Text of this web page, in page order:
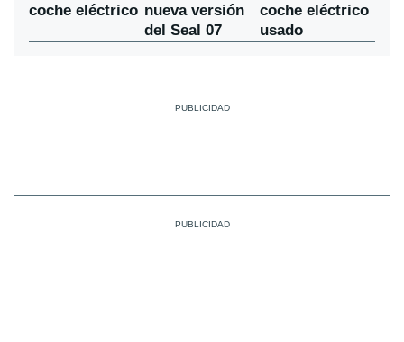
coche eléctrico nueva versión
del Seal 07
coche eléctrico
usado